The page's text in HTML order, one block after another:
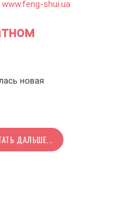
новая
ДАЛЬШЕ...